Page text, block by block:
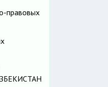
правовых